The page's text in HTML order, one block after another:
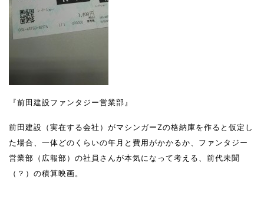
『前田建設ファンタジー営業部』
前田建設（実在する会社）がマシンガーZの格納庫を作ると仮定し
た場合、一体どのくらいの年月と費用がかかるか、ファンタジー
営業部（広報部）の社員さんが本気になって考える、前代未聞
（？）の積算映画。